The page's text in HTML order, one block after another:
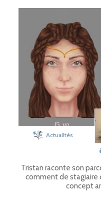
Actualités
Tristan raconte son
comment de stagiaire
concept